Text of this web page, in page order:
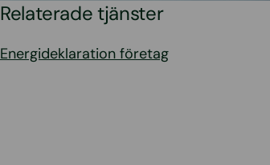
Relaterade tjänster
Energideklaration företag